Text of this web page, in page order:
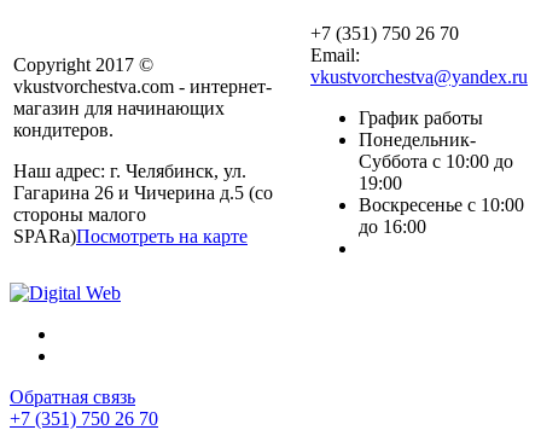
Copyright 2017 ©
vkustvorchestva.com - интернет-
магазин для начинающих
кондитеров.
Наш адрес: г. Челябинск, ул.
Гагарина 26 и Чичерина д.5 (со
стороны малого
SPARa)Посмотреть на карте
+7 (351) 750 26 70
Email:
vkustvorchestva@yandex.ru
График работы
Понедельник-
Суббота с 10:00 до
19:00
Воскресенье с 10:00
до 16:00
Обратная связь
+7 (351) 750 26 70